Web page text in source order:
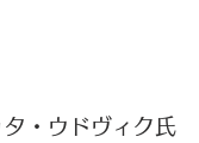
・ウドヴィク氏